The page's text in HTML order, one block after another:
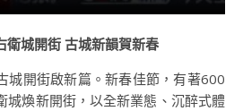
衛城開街 古城新韻賀新春
城開街啟新篇。新春佳節，有著600
城煥新開街，以全新業態、沉醉式體